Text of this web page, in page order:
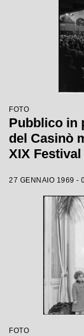
FOTO
Pubblico in
del Casinò
XIX
27 GENNAIO 1969 -
FOTO